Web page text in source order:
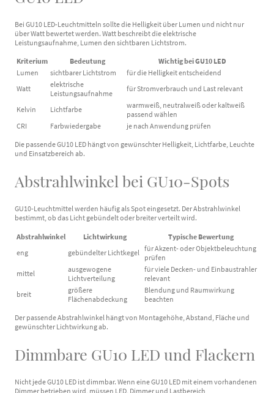
Bei GU10 LED-Leuchtmitteln sollte die Helligkeit über Lumen und nicht nur
über Watt bewertet werden. Watt beschreibt die elektrische
Leistungsaufnahme, Lumen den sichtbaren Lichtstrom.
Kriterium Bedeutung
Wichtig bei GU10 LED
Lumen
sichtbarer Lichtstrom
für die Helligkeit entscheidend
Watt
elektrische
Leistungsaufnahme
für Stromverbrauch und Last relevant
Kelvin Lichtfarbe
warmweiß, neutralweiß oder kaltweiß
passend wählen
CRI
Farbwiedergabe je nach Anwendung prüfen
Die passende GU10 LED hängt von gewünschter Helligkeit, Lichtfarbe, Leuchte
und Einsatzbereich ab.
Abstrahlwinkel bei GU10-Spots
GU10-Leuchtmittel werden häufig als Spot eingesetzt. Der Abstrahlwinkel
bestimmt, ob das Licht gebündelt oder breiter verteilt wird.
Abstrahlwinkel Lichtwirkung
Typische Bewertung
eng
gebündelter Lichtkegel für Akzent- oder Objektbeleuchtung
prüfen
mittel
ausgewogene
Lichtverteilung
für viele Decken- und Einbaustrahler
relevant
breit
größere
Flächenabdeckung
Blendung und Raumwirkung
beachten
Der passende Abstrahlwinkel hängt von Montagehöhe, Abstand, Fläche und
gewünschter Lichtwirkung ab.
Dimmbare GU10 LED und Flackern
Nicht jede GU10 LED ist dimmbar. Wenn eine GU10 LED mit einem vorhandenen
Dimmer betrieben wird, müssen LED, Dimmer und Lastbereich